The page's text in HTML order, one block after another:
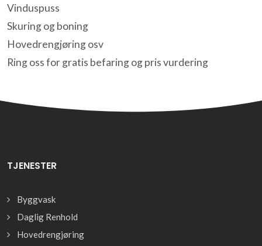
Vinduspuss
Skuring og boning
Hovedrengjøring osv
Ring oss for gratis befaring og pris vurdering
TJENESTER
Byggvask
Daglig Renhold
Hovedrengjøring